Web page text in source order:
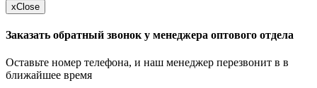
xClose
Заказать обратный звонок у менеджера оптового отдела
Оставьте номер телефона, и наш менеджер перезвонит в в
ближайшее время